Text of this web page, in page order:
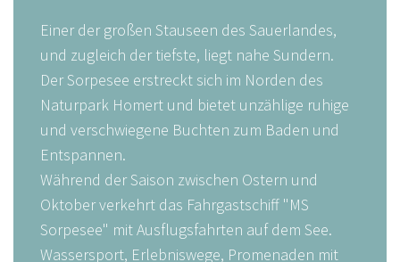
Einer der großen Stauseen des Sauerlandes,
und zugleich der tiefste, liegt nahe Sundern.
Der Sorpesee erstreckt sich im Norden des
Naturpark Homert und bietet unzählige ruhige
und verschwiegene Buchten zum Baden und
Entspannen.
Während der Saison zwischen Ostern und
Oktober verkehrt das Fahrgastschiff "MS
Sorpesee" mit Ausflugsfahrten auf dem See.
Wassersport, Erlebniswege, Promenaden mit